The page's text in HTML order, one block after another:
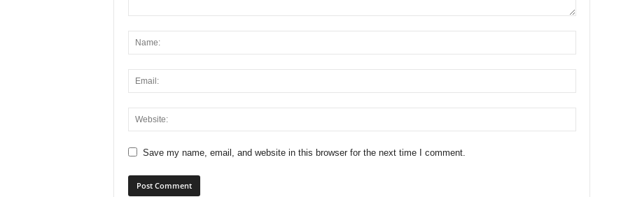
Save my name, email, and website in this browser for the next time I comment.